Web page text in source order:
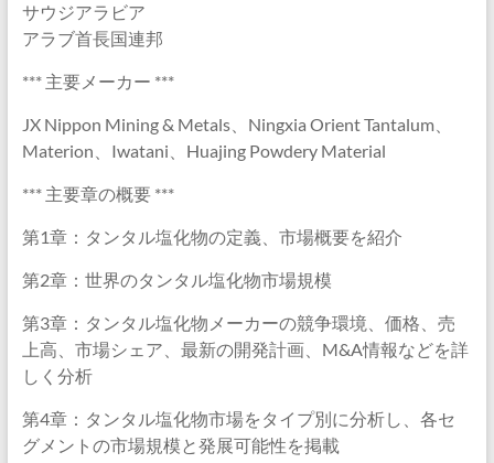
サウジアラビア
アラブ首長国連邦
*** 主要メーカー ***
JX Nippon Mining & Metals、Ningxia Orient Tantalum、
Materion、Iwatani、Huajing Powdery Material
*** 主要章の概要 ***
第1章：タンタル塩化物の定義、市場概要を紹介
第2章：世界のタンタル塩化物市場規模
第3章：タンタル塩化物メーカーの競争環境、価格、売
上高、市場シェア、最新の開発計画、M&A情報などを詳
しく分析
第4章：タンタル塩化物市場をタイプ別に分析し、各セ
グメントの市場規模と発展可能性を掲載